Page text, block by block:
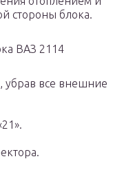
стороны блока.
ВАЗ 2114
убрав все внешние